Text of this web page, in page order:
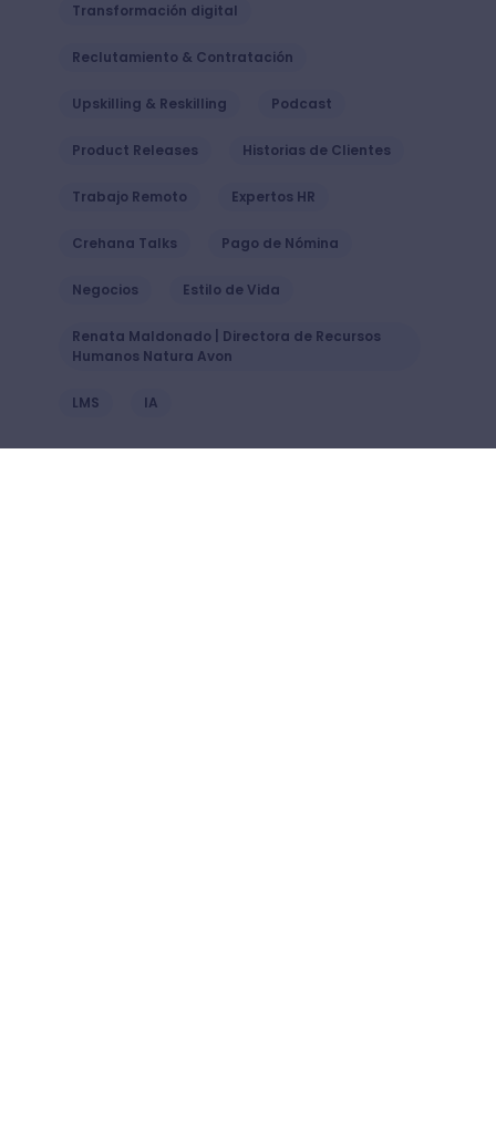
Transformación digital
Reclutamiento & Contratación
Upskilling & Reskilling Podcast
Product Releases Historias de Clientes
Trabajo Remoto Expertos HR
Crehana Talks Pago de Nómina
Negocios Estilo de Vida
Renata Maldonado | Directora de Recursos
Humanos Natura Avon
LMS IA